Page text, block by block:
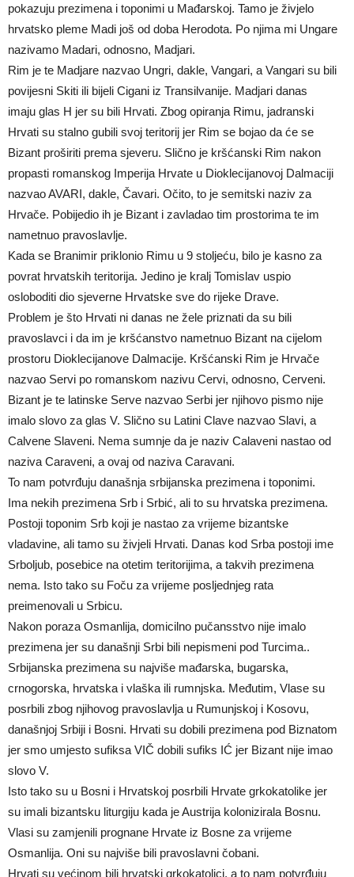
pokazuju prezimena i toponimi u Mađarskoj. Tamo je živjelo
hrvatsko pleme Madi još od doba Herodota. Po njima mi Ungare
nazivamo Madari, odnosno, Madjari.
Rim je te Madjare nazvao Ungri, dakle, Vangari, a Vangari su bili
povijesni Skiti ili bijeli Cigani iz Transilvanije. Madjari danas
imaju glas H jer su bili Hrvati. Zbog opiranja Rimu, jadranski
Hrvati su stalno gubili svoj teritorij jer Rim se bojao da će se
Bizant proširiti prema sjeveru. Slično je kršćanski Rim nakon
propasti romanskog Imperija Hrvate u Dioklecijanovoj Dalmaciji
nazvao AVARI, dakle, Čavari. Očito, to je semitski naziv za
Hrvače. Pobijedio ih je Bizant i zavladao tim prostorima te im
nametnuo pravoslavlje.
Kada se Branimir priklonio Rimu u 9 stoljeću, bilo je kasno za
povrat hrvatskih teritorija. Jedino je kralj Tomislav uspio
osloboditi dio sjeverne Hrvatske sve do rijeke Drave.
Problem je što Hrvati ni danas ne žele priznati da su bili
pravoslavci i da im je kršćanstvo nametnuo Bizant na cijelom
prostoru Dioklecijanove Dalmacije. Kršćanski Rim je Hrvače
nazvao Servi po romanskom nazivu Cervi, odnosno, Cerveni.
Bizant je te latinske Serve nazvao Serbi jer njihovo pismo nije
imalo slovo za glas V. Slično su Latini Clave nazvao Slavi, a
Calvene Slaveni. Nema sumnje da je naziv Calaveni nastao od
naziva Caraveni, a ovaj od naziva Caravani.
To nam potvrđuju današnja srbijanska prezimena i toponimi.
Ima nekih prezimena Srb i Srbić, ali to su hrvatska prezimena.
Postoji toponim Srb koji je nastao za vrijeme bizantske
vladavine, ali tamo su živjeli Hrvati. Danas kod Srba postoji ime
Srboljub, posebice na otetim teritorijima, a takvih prezimena
nema. Isto tako su Foču za vrijeme posljednjeg rata
preimenovali u Srbicu.
Nakon poraza Osmanlija, domicilno pučansstvo nije imalo
prezimena jer su današnji Srbi bili nepismeni pod Turcima..
Srbijanska prezimena su najviše mađarska, bugarska,
crnogorska, hrvatska i vlaška ili rumnjska. Međutim, Vlase su
posrbili zbog njihovog pravoslavlja u Rumunjskoj i Kosovu,
današnjoj Srbiji i Bosni. Hrvati su dobili prezimena pod Biznatom
jer smo umjesto sufiksa VIČ dobili sufiks IĆ jer Bizant nije imao
slovo V.
Isto tako su u Bosni i Hrvatskoj posrbili Hrvate grkokatolike jer
su imali bizantsku liturgiju kada je Austrija kolonizirala Bosnu.
Vlasi su zamjenili prognane Hrvate iz Bosne za vrijeme
Osmanlija. Oni su najviše bili pravoslavni čobani.
Hrvati su većinom bili hrvatski grkokatolici, a to nam potvrđuju